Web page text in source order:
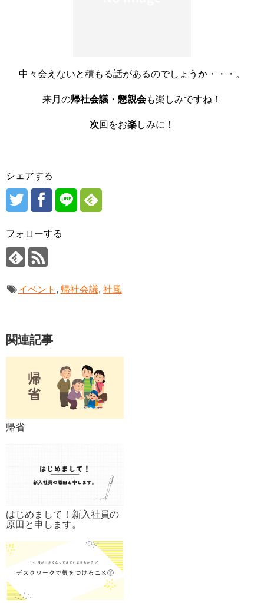
中々会えないと積もる話があるのでしょうか・・・。
来月の帰社会議 ・ 懇親会も楽しみですね！
次回をお楽しみに！
シェアする
フォローする
イベント , 帰社会議, 社風
関連記事
帰省
はじめまして！新入社員の
原田と申します。